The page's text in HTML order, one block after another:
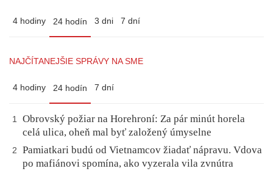
4 hodiny 24 hodín 3 dni 7 dní
NAJČÍTANEJŠIE SPRÁVY NA SME
4 hodiny 24 hodín 7 dní
1
Obrovský požiar na Horehroní: Za pár minút horela
celá ulica, oheň mal byť založený úmyselne
2
Pamiatkari budú od Vietnamcov žiadať nápravu. Vdova
po mafiánovi spomína, ako vyzerala vila zvnútra